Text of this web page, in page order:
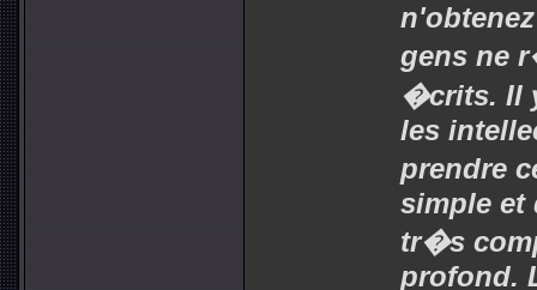
gens ne
�crits. Il
les
prendre
simple et
tr�s
profond.